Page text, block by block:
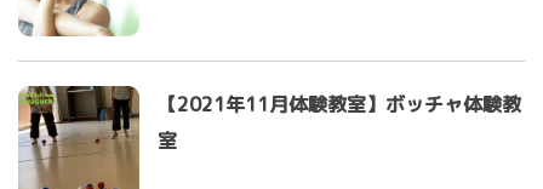
【2021年11月体験教室】ボッチャ体験教
室